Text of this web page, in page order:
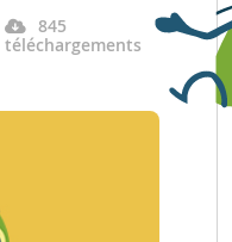
845
téléchargements